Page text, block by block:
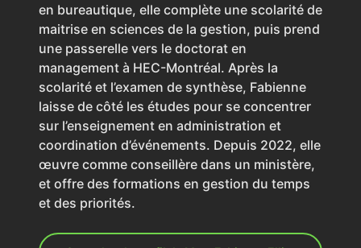
en bureautique, elle complète une scolarité de
maitrise en sciences de la gestion, puis prend
une passerelle vers le doctorat en
management à HEC-Montréal. Après la
scolarité et l’examen de synthèse, Fabienne
laisse de côté les études pour se concentrer
sur l’enseignement en administration et
coordination d’événements. Depuis 2022, elle
œuvre comme conseillère dans un ministère,
et offre des formations en gestion du temps
et des priorités.